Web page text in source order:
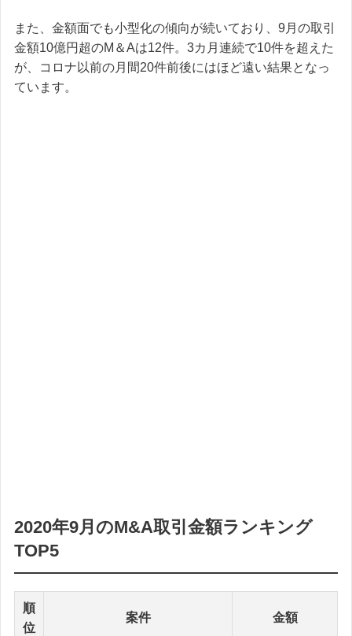
また、金額面でも小型化の傾向が続いており、9月の取引
金額10億円超のM＆Aは12件。3カ月連続で10件を超えた
が、コロナ以前の月間20件前後にはほど遠い結果となっ
ています。
2020年9月のM&A取引金額ランキング
TOP5
順
位
案件 金額